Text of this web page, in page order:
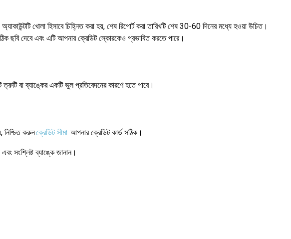
খোলা হিসাবে চিহ্নিত করা হয়, শেষ রিপোর্ট করা তারিখটি শেষ 30-60 দিনের মধ্যে হওয়া উচিত।
ছবি দেবে এবং এটি আপনার ক্রেডিট স্কোরকেও প্রভাবিত করতে পারে।
বা ব্যাঙ্কের একটি ভুল প্রতিবেদনের কারণে হতে পারে।
নিশ্চিত করুনক্রেডিট সীমা আপনার ক্রেডিট কার্ড সঠিক।
সংশ্লিষ্ট ব্যাঙ্কে জানান।